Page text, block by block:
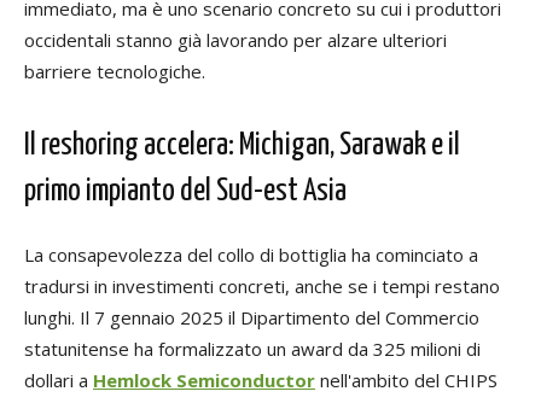
immediato, ma è uno scenario concreto su cui i produttori
occidentali stanno già lavorando per alzare ulteriori
barriere tecnologiche.
Il reshoring accelera: Michigan, Sarawak e il
primo impianto del Sud-est Asia
La consapevolezza del collo di bottiglia ha cominciato a
tradursi in investimenti concreti, anche se i tempi restano
lunghi. Il 7 gennaio 2025 il Dipartimento del Commercio
statunitense ha formalizzato un award da 325 milioni di
dollari a Hemlock Semiconductor nell'ambito del CHIPS